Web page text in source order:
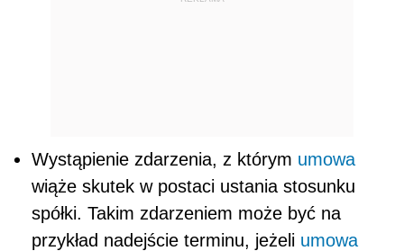
Wystąpienie zdarzenia, z którym umowa
wiąże skutek w postaci ustania stosunku
spółki. Takim zdarzeniem może być na
przykład nadejście terminu, jeżeli umowa